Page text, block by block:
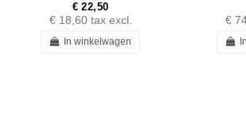
€ 22,50
€ 18,60 tax excl.
In winkelwagen
€